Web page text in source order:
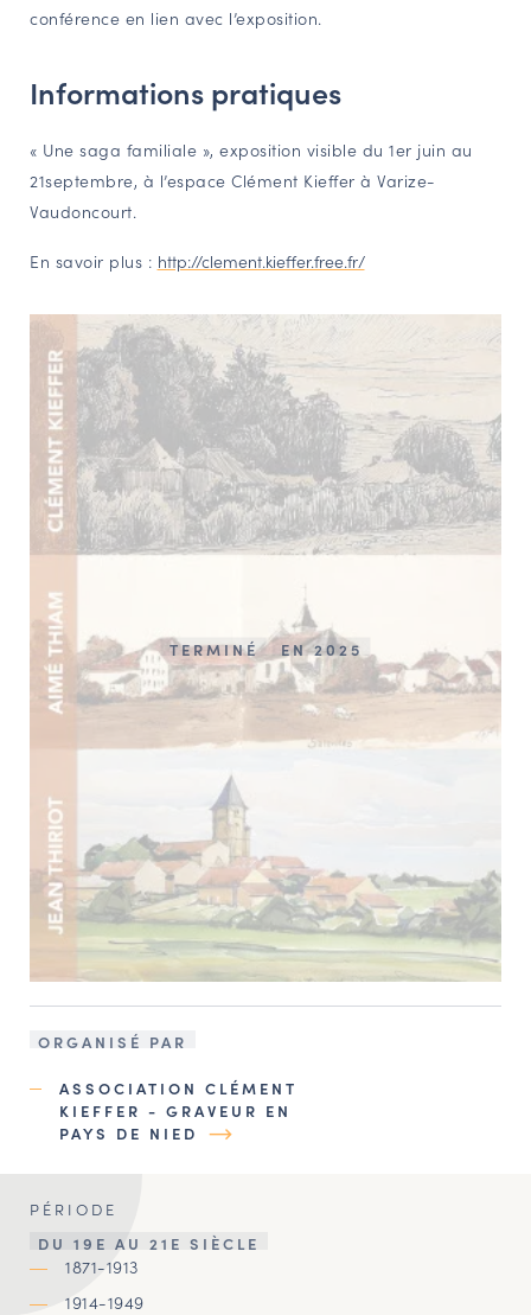
conférence en lien avec l’exposition.
Informations pratiques
« Une saga familiale », exposition visible du 1er juin au
21septembre, à l’espace Clément Kieffer à Varize-
Vaudoncourt.
En savoir plus : http://clement.kieffer.free.fr/
TERMINÉ EN 2025
ORGANISÉ PAR
ASSOCIATION CLÉMENT
KIEFFER - GRAVEUR EN
PAYS DE NIED
PÉRIODE
DU 19E AU 21E SIÈCLE
1871-1913
1914-1949